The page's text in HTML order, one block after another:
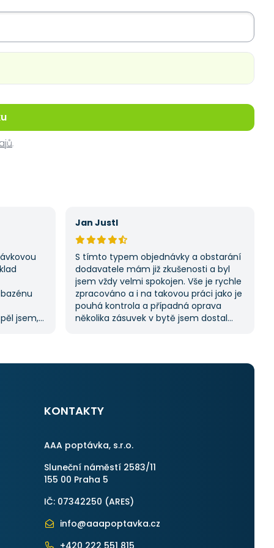
.
jsem,
byl velmi
Jan Justl
S tímto typem objednávky a obstarání
dodavatele mám již zkušenosti a byl
jsem vždy velmi spokojen. Vše je rychle
zpracováno a i na takovou práci jako je
pouhá kontrola a případná oprava
několika zásuvek v bytě jsem dostal
potřebovat, jistě se obrátím na stejnou
KONTAKTY
AAA poptávka, s.r.o.
Sluneční náměstí 2583/11
155 00 Praha 5
IČ: 07342250 (ARES)
info@aaapoptavka.cz
+420 222 551 815